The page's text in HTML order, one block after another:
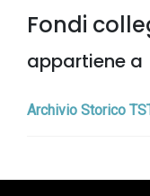
Fondi
appartiene a
Archivio Storico